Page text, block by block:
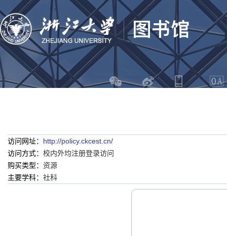
访问网址： http://policy.ckcest.cn/
访问方式： 校内外均注册登录访问
购买类型： 资源
主要学科： 社科